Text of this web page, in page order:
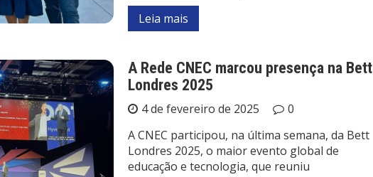
Leia mais
A Rede CNEC marcou presença na Bett
Londres 2025
4 de fevereiro de 2025
0
A CNEC participou, na última semana, da Bett
Londres 2025, o maior evento global de
educação e tecnologia, que reuniu